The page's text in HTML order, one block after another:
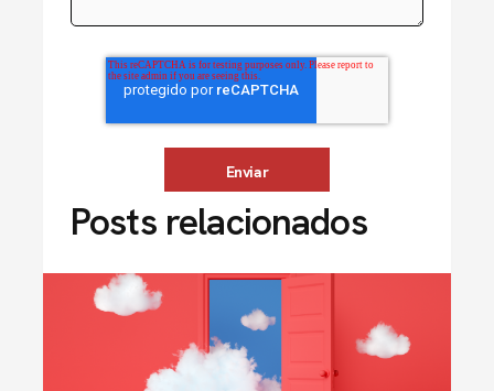
Posts relacionados